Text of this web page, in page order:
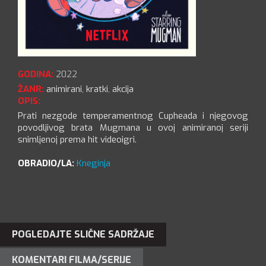
GODINA: 2022
ŽANR: animirani, kratki, akcija
OPIS:
Prati nezgode temperamentnog Cupheada i njegovog
povodljivog brata Mugmana u ovoj animiranoj seriji
snimljenoj prema hit videoigri.
OBRADIO/LA: Kneginja
POGLEDAJTE SLIČNE SADRŽAJE
KOMENTARI FILMA/SERIJE